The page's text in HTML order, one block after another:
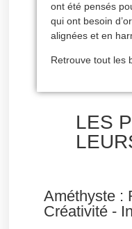
ont été pensés
qui ont besoin
alignées et en
Retrouve tout les
LES
Améthyste :
Créativité -